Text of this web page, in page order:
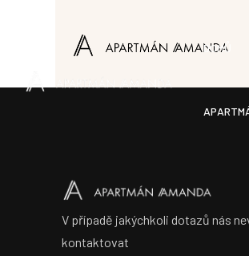
DOMŮ
V případě jakýchkoli dotazů nás
kontaktovat